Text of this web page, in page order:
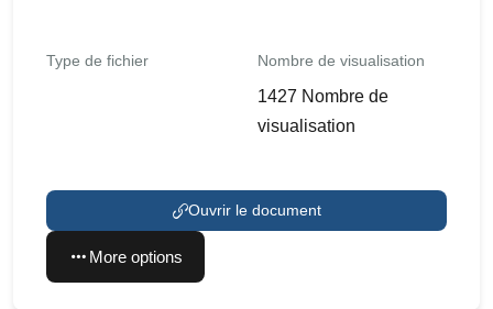
Type de fichier Nombre de visualisation
1427 Nombre de
visualisation
Ouvrir le document
More options